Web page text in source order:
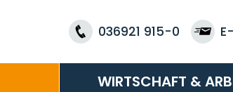
036921 915-0
WIRTSCHAFT &